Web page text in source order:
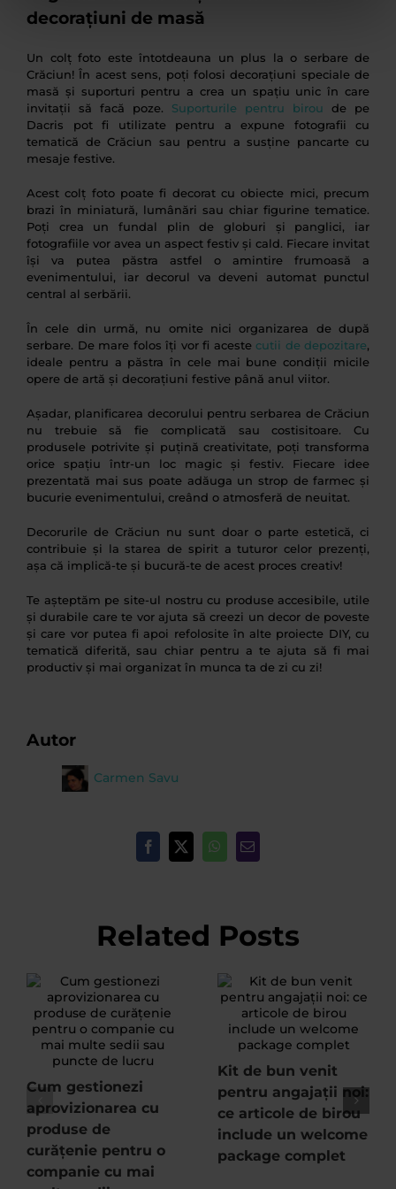
decorațiuni de masă
Un colț foto este întotdeauna un plus la o serbare de
Crăciun! În acest sens, poți folosi decorațiuni speciale de
masă și suporturi pentru a crea un spațiu unic în care
invitații să facă poze. Suporturile pentru birou de pe
Dacris pot fi utilizate pentru a expune fotografii cu
tematică de Crăciun sau pentru a susține pancarte cu
mesaje festive.
Acest colț foto poate fi decorat cu obiecte mici, precum
brazi în miniatură, lumânări sau chiar figurine tematice.
Poți crea un fundal plin de globuri și panglici, iar
fotografiile vor avea un aspect festiv și cald. Fiecare invitat
își va putea păstra astfel o amintire frumoasă a
evenimentului, iar decorul va deveni automat punctul
central al serbării.
În cele din urmă, nu omite nici organizarea de după
serbare. De mare folos îți vor fi aceste cutii de depozitare,
ideale pentru a păstra în cele mai bune condiții micile
opere de artă și decorațiuni festive până anul viitor.
Așadar, planificarea decorului pentru serbarea de Crăciun
nu trebuie să fie complicată sau costisitoare. Cu
produsele potrivite și puțină creativitate, poți transforma
orice spațiu într-un loc magic și festiv. Fiecare idee
prezentată mai sus poate adăuga un strop de farmec și
bucurie evenimentului, creând o atmosferă de neuitat.
Decorurile de Crăciun nu sunt doar o parte estetică, ci
contribuie și la starea de spirit a tuturor celor prezenți,
așa că implică-te și bucură-te de acest proces creativ!
Te așteptăm pe site-ul nostru cu produse accesibile, utile
și durabile care te vor ajuta să creezi un decor de poveste
și care vor putea fi apoi refolosite în alte proiecte DIY, cu
tematică diferită, sau chiar pentru a te ajuta să fi mai
productiv și mai organizat în munca ta de zi cu zi!
Autor
Carmen Savu
Facebook
X WhatsApp
Email
Related Posts
Cum gestionezi
aprovizionarea cu
produse de
curățenie pentru o
companie cu mai
Kit de bun venit
pentru angajații noi:
ce articole de birou
include un welcome
package complet